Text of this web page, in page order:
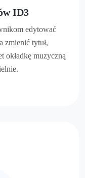
ID3
edytować
zmienić tytuł,
okładkę muzyczną